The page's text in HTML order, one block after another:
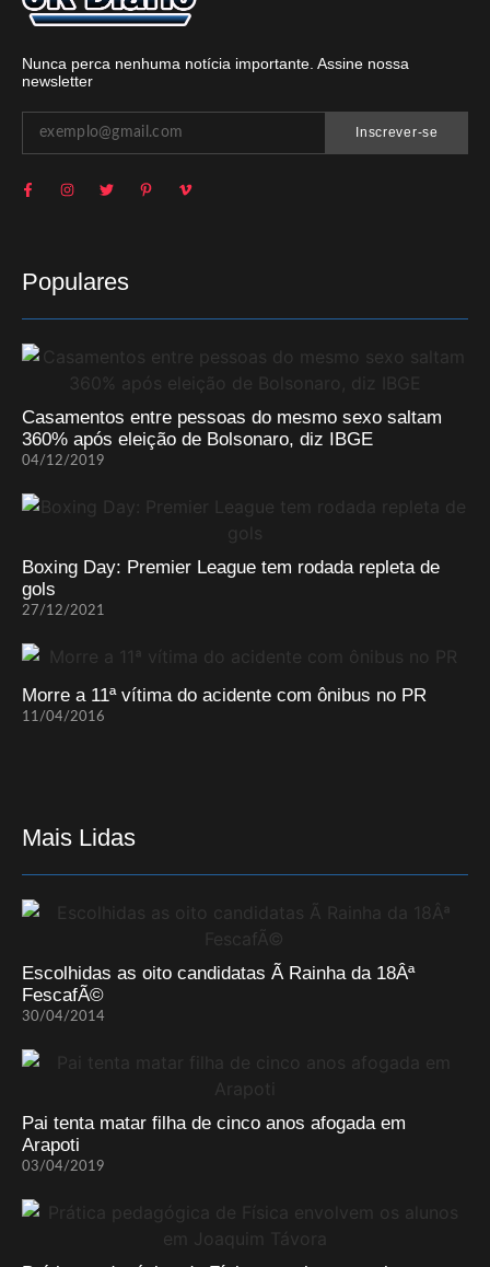
Nunca perca nenhuma notícia importante. Assine nossa
newsletter
Inscrever-se
Populares
Casamentos entre pessoas do mesmo sexo saltam
360% após eleição de Bolsonaro, diz IBGE
04/12/2019
Boxing Day: Premier League tem rodada repleta de
gols
27/12/2021
Morre a 11ª vítima do acidente com ônibus no PR
11/04/2016
Mais Lidas
Escolhidas as oito candidatas Ã Rainha da 18Âª
FescafÃ©
30/04/2014
Pai tenta matar filha de cinco anos afogada em
Arapoti
03/04/2019